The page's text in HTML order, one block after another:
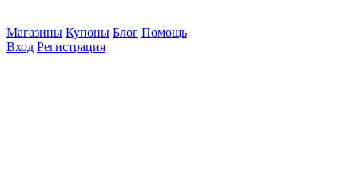
Магазины Купоны Блог Помощь
Вход Регистрация